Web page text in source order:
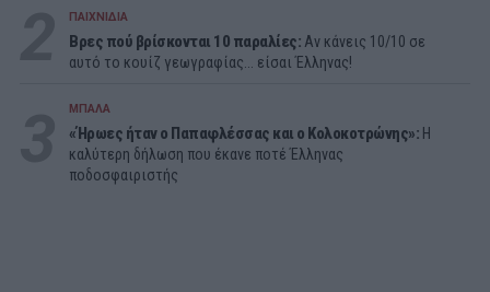
ΠΑΙΧΝΙΔΙΑ
Βρες πού βρίσκονται 10 παραλίες: Αν κάνεις 10/10 σε
αυτό το κουίζ γεωγραφίας... είσαι Έλληνας!
ΜΠΑΛΑ
«Ήρωες ήταν ο Παπαφλέσσας και ο Κολοκοτρώνης»: Η
καλύτερη δήλωση που έκανε ποτέ Έλληνας
ποδοσφαιριστής